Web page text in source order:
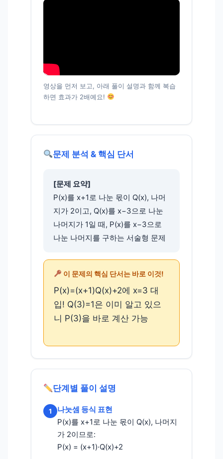
영상을 먼저 보고, 아래 풀이 설명과 함께 복습
하면 효과가 2배예요!
문제 분석 & 핵심 단서
[문제 요약]
P(x)를 x+1로 나눈 몫이 Q(x), 나머
지가 2이고, Q(x)를 x−3으로 나눈
나머지가 1일 때, P(x)를 x−3으로
나눈 나머지를 구하는 서술형 문제
이 문제의 핵심 단서는 바로 이것!
P(x)=(x+1)Q(x)+2에 x=3 대
입! Q(3)=1은 이미 알고 있으
니 P(3)을 바로 계산 가능
단계별 풀이 설명
1
나눗셈 등식 표현
P(x)를 x+1로 나눈 몫이 Q(x), 나머지
가 2이므로:
P(x) = (x+1)·Q(x)+2